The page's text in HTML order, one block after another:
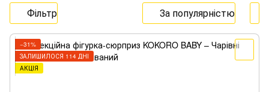
Фільтр За популярністю
−31%
ЗАЛИШИЛОСЯ 114 ДНІ
АКЦІЯ